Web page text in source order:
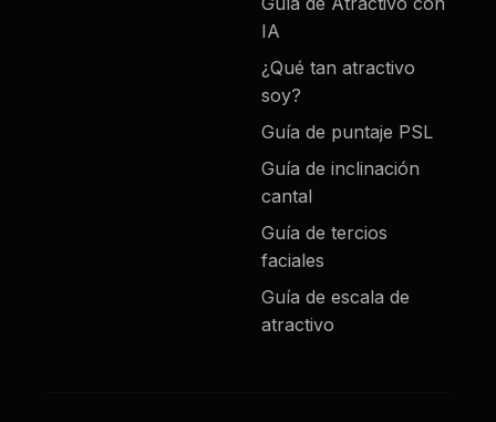
IA
¿Qué tan atractivo
soy?
Guía de puntaje PSL
Guía de inclinación
cantal
Guía de tercios
faciales
Guía de escala de
atractivo